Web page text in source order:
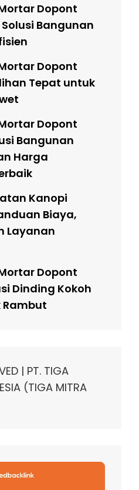
Dopont
Bangunan
Dopont
Tepat untuk
Dopont
Bangunan
Harga
Kanopi
Biaya,
Layanan
Dopont
Dinding Kokoh
Rambut
| PT. TIGA
(TIGA MITRA